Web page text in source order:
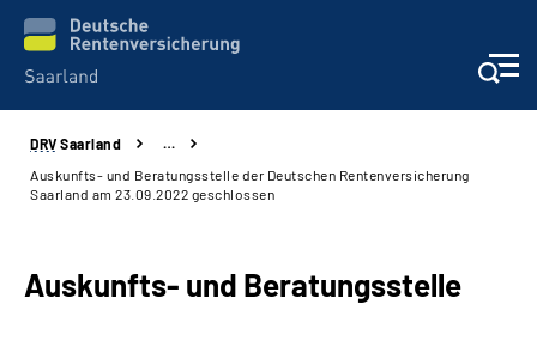
Aktuelles
Kontakt und Beratung
DRV Saarland
…
Auskunfts- und Beratungsstelle der Deutschen Rentenversicherung
Saarland am 23.09.2022 geschlossen
Auskunfts- und Beratungsstelle